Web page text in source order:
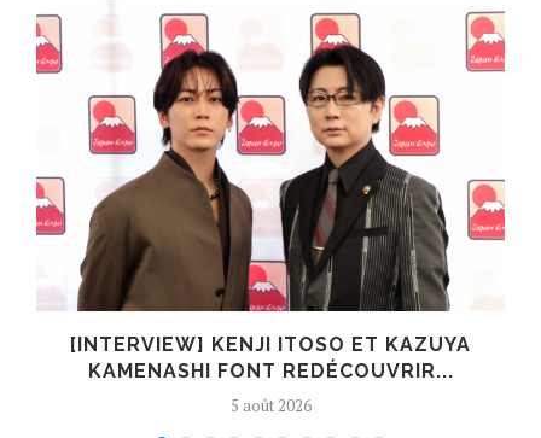
[INTERVIEW] KENJI ITOSO ET KAZUYA
KAMENASHI FONT REDÉCOUVRIR...
5 août 2026